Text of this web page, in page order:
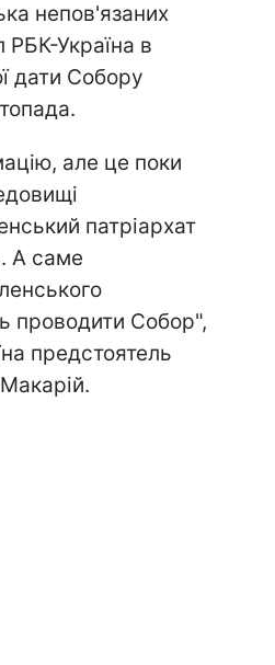
непов'язаних
Україна в
дати Собору
але це поки
патріархат
А саме
проводити Собор",
предстоятель